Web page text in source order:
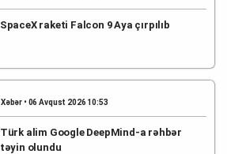
SpaceX raketi Falcon 9 Aya çırpılıb
Xəbər • 06 Avqust 2026 10:53
Türk alim Google DeepMind-a rəhbər
təyin olundu